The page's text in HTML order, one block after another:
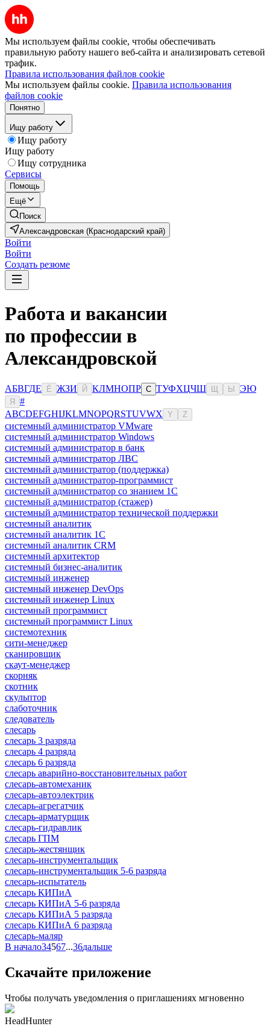
Мы используем файлы cookie, чтобы обеспечивать
правильную работу нашего веб-сайта и анализировать сетевой
трафик.
Правила использования файлов cookie
Мы используем файлы cookie. Правила использования
файлов cookie
Понятно
Ищу работу
Ищу работу
Ищу работу
Ищу сотрудника
Сервисы
Помощь
Ещё
Поиск
Александровская (Краснодарский край)
Войти
Войти
Создать резюме
Работа и вакансии
по профессии в
Александровской
АБВГДЕ Ё ЖЗИ Й КЛМНОПР С ТУФХЦЧШ Ы ЭЮ
Я
#
ABCDEFGHIJKLMNOPQRSTUVWX Y Z
системный администратор VMware
системный администратор Windows
системный администратор в банк
системный администратор ЛВС
системный администратор (поддержка)
системный администратор-программист
системный администратор со знанием 1С
системный администратор (стажер)
системный администратор технической поддержки
системный аналитик
системный аналитик 1С
системный аналитик CRM
системный архитектор
системный бизнес-аналитик
системный инженер
системный инженер DevOps
системный инженер Linux
системный программист
системный программист Linux
системотехник
сити-менеджер
сканировщик
скаут-менеджер
скорняк
скотник
скульптор
слаботочник
следователь
слесарь
слесарь 3 разряда
слесарь 4 разряда
слесарь 6 разряда
слесарь аварийно-восстановительных работ
слесарь-автомеханик
слесарь-автоэлектрик
слесарь-агрегатчик
слесарь-арматурщик
слесарь-гидравлик
слесарь ГПМ
слесарь-жестянщик
слесарь-инструментальщик
слесарь-инструментальщик 5-6 разряда
слесарь-испытатель
слесарь КИПиА
слесарь КИПиА 5-6 разряда
слесарь КИПиА 5 разряда
слесарь КИПиА 6 разряда
слесарь-маляр
В начало34567...36дальше
Скачайте приложение
Чтобы получать уведомления о приглашениях мгновенно
HeadHunter